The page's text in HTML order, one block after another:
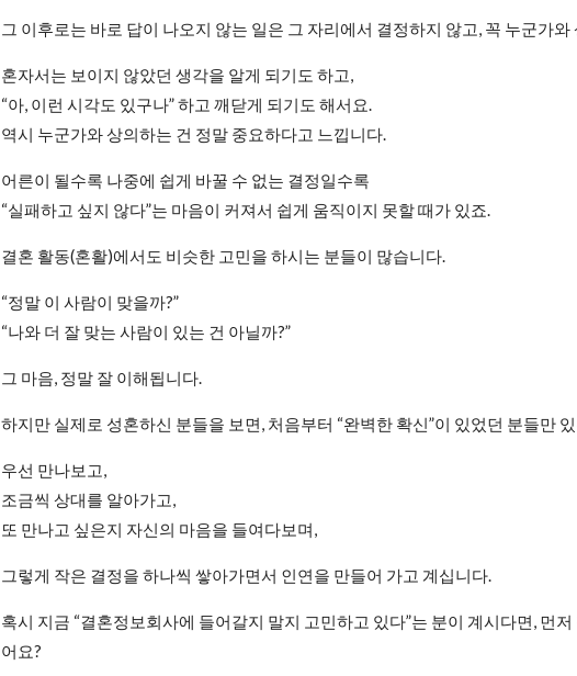
그 이후로는 바로 답이 나오지 않는 일은 그 자리에서 결정하지 않고, 꼭 누군가
혼자서는 보이지 않았던 생각을 알게 되기도 하고,
“아, 이런 시각도 있구나” 하고 깨닫게 되기도 해서요.
역시 누군가와 상의하는 건 정말 중요하다고 느낍니다.
어른이 될수록 나중에 쉽게 바꿀 수 없는 결정일수록
“실패하고 싶지 않다”는 마음이 커져서 쉽게 움직이지 못할 때가 있죠.
결혼 활동(혼활)에서도 비슷한 고민을 하시는 분들이 많습니다.
“정말 이 사람이 맞을까?”
“나와 더 잘 맞는 사람이 있는 건 아닐까?”
그 마음, 정말 잘 이해됩니다.
하지만 실제로 성혼하신 분들을 보면, 처음부터 “완벽한 확신”이 있었던 분들만
우선 만나보고,
조금씩 상대를 알아가고,
또 만나고 싶은지 자신의 마음을 들여다보며,
그렇게 작은 결정을 하나씩 쌓아가면서 인연을 만들어 가고 계십니다.
혹시 지금 “결혼정보회사에 들어갈지 말지 고민하고 있다”는 분이 계시다면, 먼
어요?